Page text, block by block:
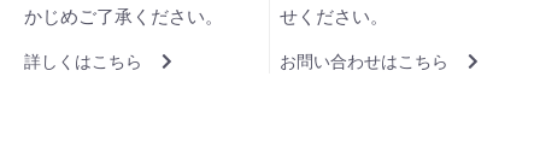
かじめご了承ください。
詳しくはこちら
せください。
お問い合わせはこちら